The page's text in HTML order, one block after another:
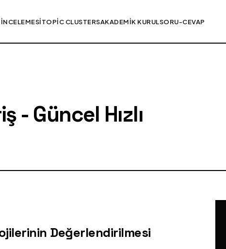
TOPIC CLUSTERSAKADEMIK KURULSORU-CEVAP
- Güncel Hızlı
Değerlendirilmesi